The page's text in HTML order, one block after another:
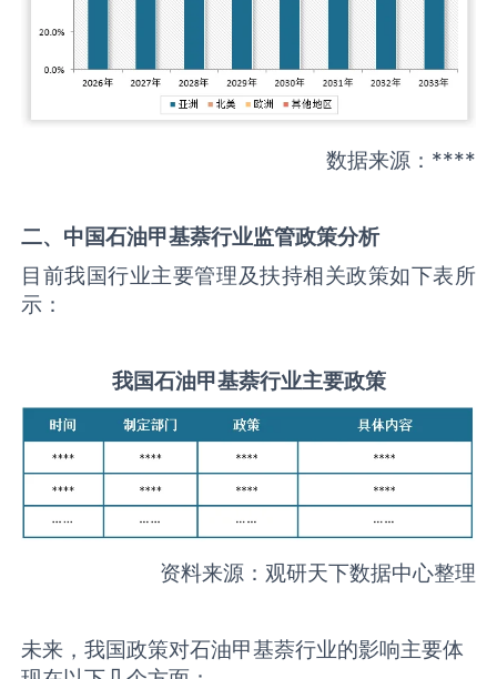
数据来源：****
二、中国石油甲基萘行业监管政策分析
目前我国行业主要管理及扶持相关政策如下表所
示：
我国石油甲基萘行业主要政策
资料来源：观研天下数据中心整理
未来，我国政策对石油甲基萘行业的影响主要体